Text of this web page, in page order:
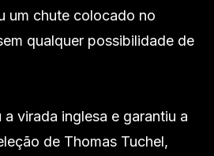
um chute colocado no
qualquer possibilidade de
virada inglesa e garantiu a
de Thomas Tuchel,